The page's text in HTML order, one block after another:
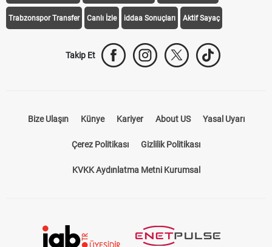
Galatasaray Transfer Fenerbahçe Transfer Beşiktaş Transfer
Trabzonspor Transfer Canlı İzle iddaa Sonuçları Aktif Sayaç